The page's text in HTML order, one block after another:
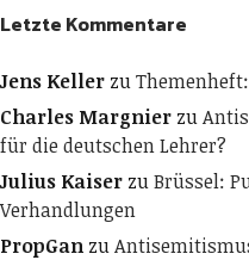
Letzte Kommentare
Jens Keller zu
Charles Margnier zu
für die deutschen Lehrer?
Julius Kaiser zuBrüssel:
Verhandlungen
PropGan zu